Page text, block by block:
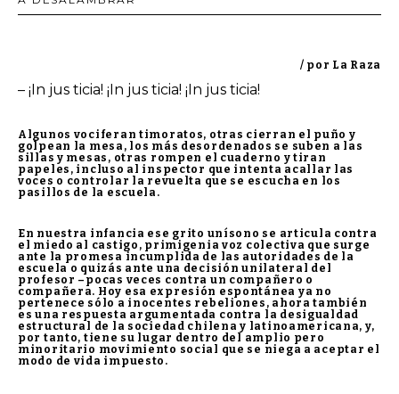
/ por La Raza
– ¡In jus ticia! ¡In jus ticia! ¡In jus ticia!
Algunos vociferan timoratos, otras cierran el puño y
golpean la mesa, los más desordenados se suben a las
sillas y mesas, otras rompen el cuaderno y tiran
papeles, incluso al inspector que intenta acallar las
voces o controlar la revuelta que se escucha en los
pasillos de la escuela.
En nuestra infancia ese grito unísono se articula contra
el miedo al castigo, primigenia voz colectiva que surge
ante la promesa incumplida de las autoridades de la
escuela o quizás ante una decisión unilateral del
profesor –pocas veces contra un compañero o
compañera. Hoy esa expresión espontánea ya no
pertenece sólo a inocentes rebeliones, ahora también
es una respuesta argumentada contra la desigualdad
estructural de la sociedad chilena y latinoamericana, y,
por tanto, tiene su lugar dentro del amplio pero
minoritario movimiento social que se niega a aceptar el
modo de vida impuesto.